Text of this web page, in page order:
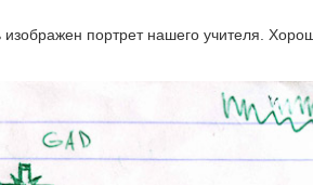
изображен портрет нашего учителя.